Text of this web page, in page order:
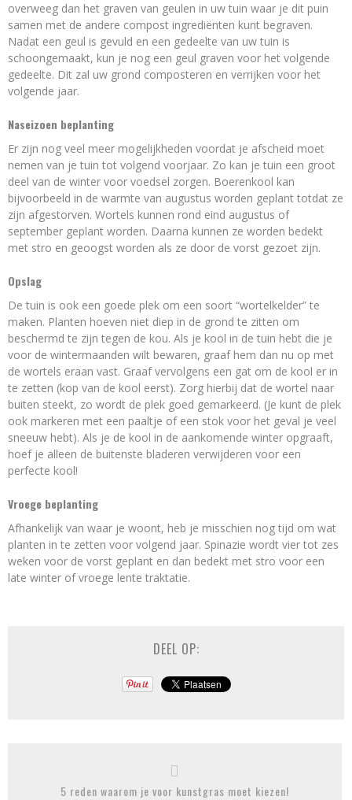
overweeg dan het graven van geulen in uw tuin waar je dit puin
samen met de andere compost ingrediënten kunt begraven.
Nadat een geul is gevuld en een gedeelte van uw tuin is
schoongemaakt, kun je nog een geul graven voor het volgende
gedeelte. Dit zal uw grond composteren en verrijken voor het
volgende jaar.
Naseizoen beplanting
Er zijn nog veel meer mogelijkheden voordat je afscheid moet
nemen van je tuin tot volgend voorjaar. Zo kan je tuin een groot
deel van de winter voor voedsel zorgen. Boerenkool kan
bijvoorbeeld in de warmte van augustus worden geplant totdat ze
zijn afgestorven. Wortels kunnen rond eind augustus of
september geplant worden. Daarna kunnen ze worden bedekt
met stro en geoogst worden als ze door de vorst gezoet zijn.
Opslag
De tuin is ook een goede plek om een soort “wortelkelder” te
maken. Planten hoeven niet diep in de grond te zitten om
beschermd te zijn tegen de kou. Als je kool in de tuin hebt die je
voor de wintermaanden wilt bewaren, graaf hem dan nu op met
de wortels eraan vast. Graaf vervolgens een gat om de kool er in
te zetten (kop van de kool eerst). Zorg hierbij dat de wortel naar
buiten steekt, zo wordt de plek goed gemarkeerd. (Je kunt de plek
ook markeren met een paaltje of een stok voor het geval je veel
sneeuw hebt). Als je de kool in de aankomende winter opgraaft,
hoef je alleen de buitenste bladeren verwijderen voor een
perfecte kool!
Vroege beplanting
Afhankelijk van waar je woont, heb je misschien nog tijd om wat
planten in te zetten voor volgend jaar. Spinazie wordt vier tot zes
weken voor de vorst geplant en dan bedekt met stro voor een
late winter of vroege lente traktatie.
DEEL OP:
5 reden waarom je voor kunstgras moet kiezen!